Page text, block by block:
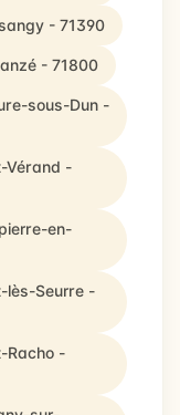
- 71390
- 71800
sous-Dun -
Vérand -
en-
lès-Seurre -
Racho -